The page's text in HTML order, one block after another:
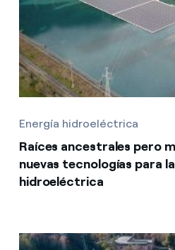
Energía hidroeléctrica
Raíces ancestrales pero
nuevas tecnologías para
hidroeléctrica